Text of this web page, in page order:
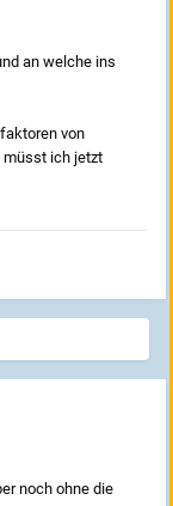
an welche ins
von
müsst ich jetzt
noch ohne die